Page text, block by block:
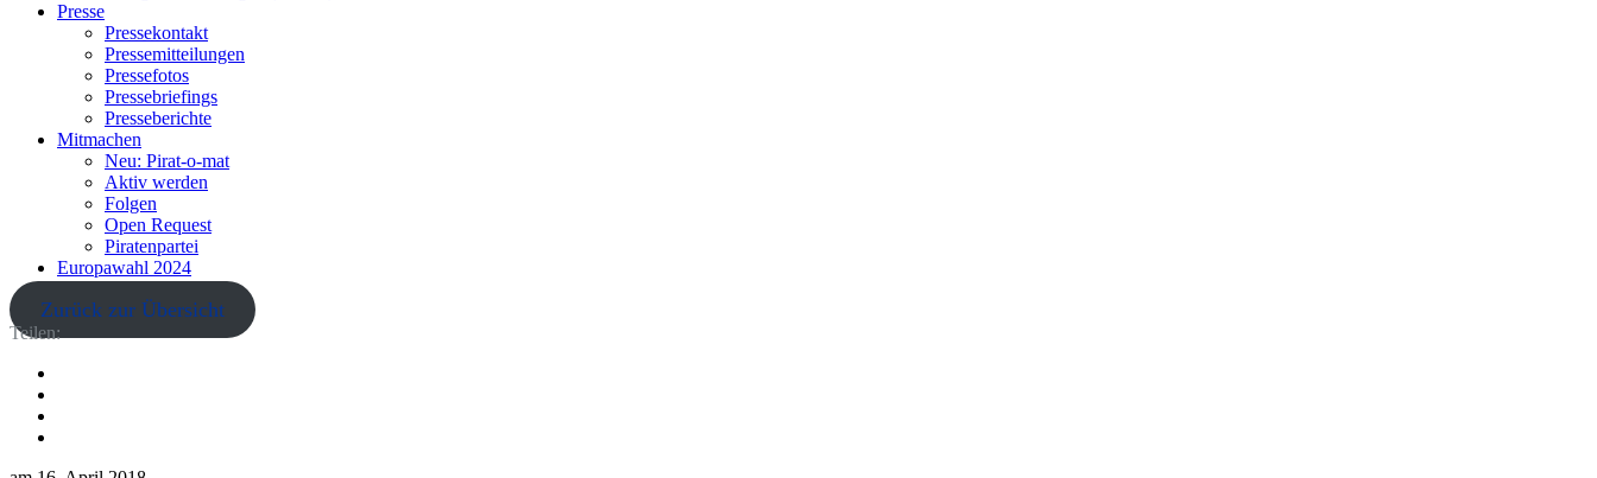
Presse
Pressekontakt
Pressemitteilungen
Pressefotos
Pressebriefings
Presseberichte
Mitmachen
Neu: Pirat-o-mat
Aktiv werden
Folgen
Open Request
Piratenpartei
Europawahl 2024
Zurück zur Übersicht
Teilen: